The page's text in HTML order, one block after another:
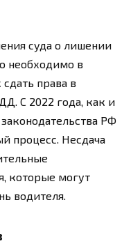
суда о лишении
необходимо в
права в
С 2022 года, как и
РФ
процесс. Несдача
которые могут
водителя.